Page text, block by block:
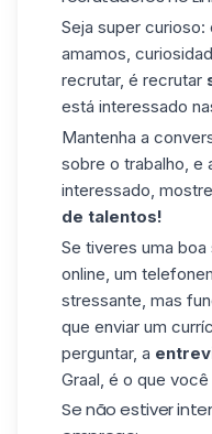
Seja super
amamos,
recrutar, é recrutar
está interessado
Mantenha a
sobre o trabalho, e
interessado,
de talentos!
Se tiveres uma
online, um
stressante, mas
que enviar um
perguntar, a
Graal, é o que
Se não estiver